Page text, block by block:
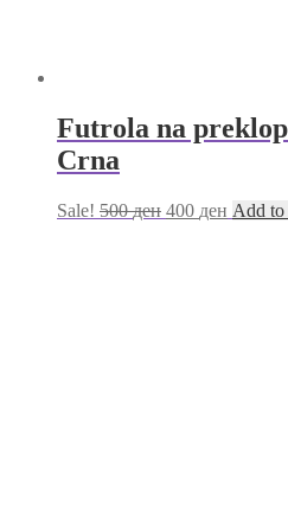
Futrola na
Crna
Sale! 500ден 400 ден Add to